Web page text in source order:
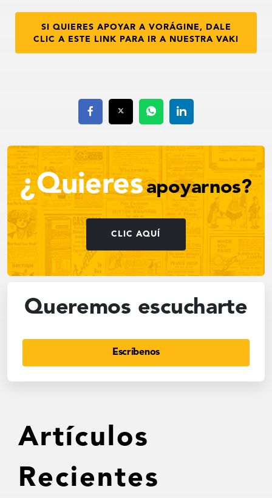
SI QUIERES APOYAR A VORÁGINE, DALE
CLIC A ESTE LINK PARA IR A NUESTRA VAKI
¿Quieresapoyarnos?
CLIC AQUÍ
Queremos escucharte
Escríbenos
Artículos
Recientes